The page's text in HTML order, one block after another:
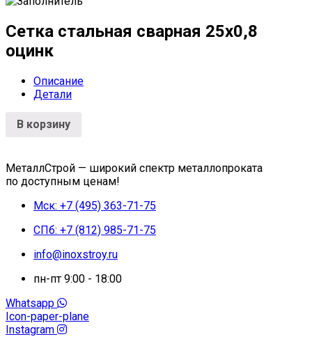
Сетка стальная сварная 25x0,8
оцинк
Описание
Детали
В корзину
МеталлСтрой — широкий спектр металлопроката
по доступным ценам!
Мск: +7 (495) 363-71-75
СПб: +7 (812) 985-71-75
info@inoxstroy.ru
пн-пт 9:00 - 18:00
Whatsapp
Icon-paper-plane
Instagram